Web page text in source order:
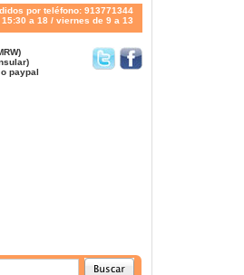
por teléfono: 913771344
a 18 / viernes de 9 a 13
paypal